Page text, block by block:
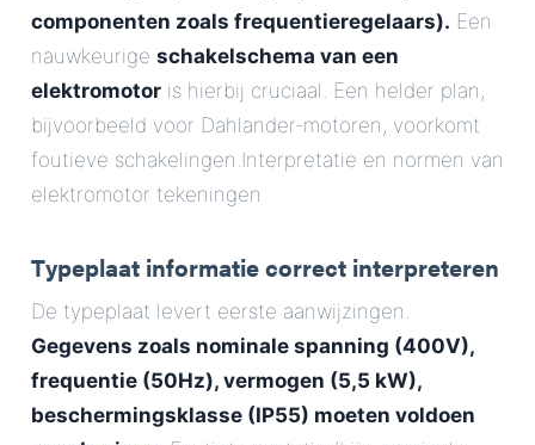
componenten zoals frequentieregelaars). Een
nauwkeurige schakelschema van een
elektromotor is hierbij cruciaal. Een helder plan,
bijvoorbeeld voor Dahlander-motoren, voorkomt
foutieve schakelingen.Interpretatie en normen van
elektromotor tekeningen
Typeplaat informatie correct interpreteren
De typeplaat levert eerste aanwijzingen.
Gegevens zoals nominale spanning (400V),
frequentie (50Hz), vermogen (5,5 kW),
beschermingsklasse (IP55) moeten voldoen